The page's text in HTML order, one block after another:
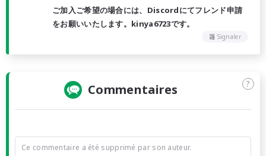
ご加入ご希望の場合には、Discordにてフレンド申請
をお願いいたします。kinya6723です。
Signaler
Commentaires ?
Ce commentaire a été supprimé par son auteur.